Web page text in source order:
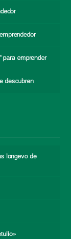
para emprender
descubren
longevo de